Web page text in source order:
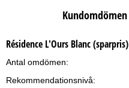
Kundomdömen
Résidence L'Ours Blanc (sparpris)
Antal omdömen:
Rekommendationsnivå: